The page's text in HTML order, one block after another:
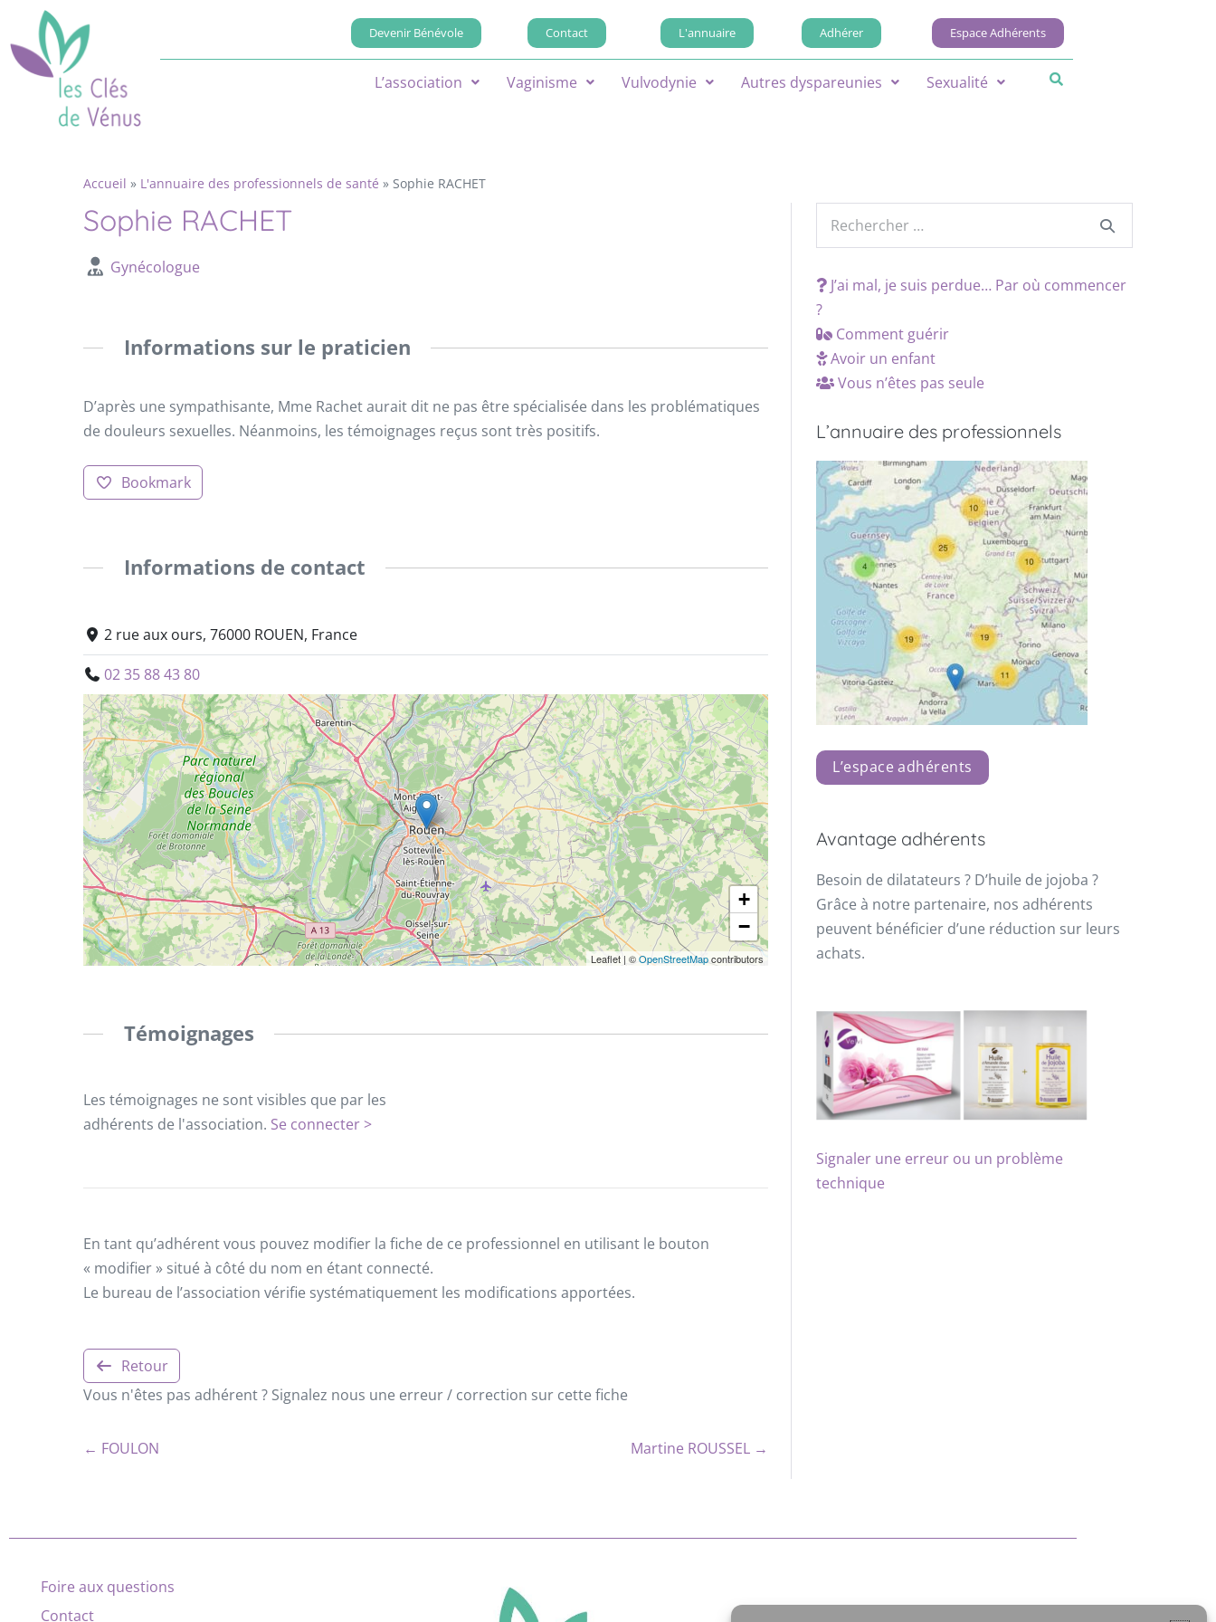
Devenir Bénévole Contact L'annuaire Adhérer Espace Adhérents
L’association Vaginisme Vulvodynie Autres dyspareunies Sexualité
Accueil » L'annuaire des professionnels de santé » Sophie RACHET
Sophie RACHET
Gynécologue
Informations sur le praticien
D’après une sympathisante, Mme Rachet aurait dit ne pas être spécialisée dans les problématiques
de douleurs sexuelles. Néanmoins, les témoignages reçus sont très positifs.
Bookmark
Informations de contact
2 rue aux ours, 76000 ROUEN, France
02 35 88 43 80
+
−
Leaflet | ©OpenStreetMapcontributors
Témoignages
Les témoignages ne sont visibles que par les
adhérents de l'association. Se connecter >
En tant qu’adhérent vous pouvez modifier la fiche de ce professionnel en utilisant le bouton
« modifier » situé à côté du nom en étant connecté.
Le bureau de l’association vérifie systématiquement les modifications apportées.
Retour
Vous n'êtes pas adhérent ? Signalez nous une erreur / correction sur cette fiche
← FOULON Martine ROUSSEL →
J’ai mal, je suis perdue… Par où commencer
?
Comment guérir
Avoir un enfant
Vous n’êtes pas seule
L’annuaire des professionnels
L’espace adhérents
Avantage adhérents
Besoin de dilatateurs ? D’huile de jojoba ?
Grâce à notre partenaire, nos adhérents
peuvent bénéficier d’une réduction sur leurs
achats.
Signaler une erreur ou un problème
technique
Foire aux questions
Contact